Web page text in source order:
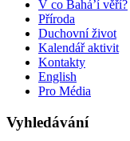
V co Bahá’í věří?
Příroda
Duchovní život
Kalendář aktivit
Kontakty
English
Pro Média
Vyhledávání